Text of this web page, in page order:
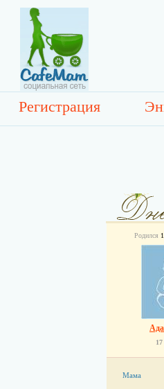
Регистрация
Родился
17
Мама